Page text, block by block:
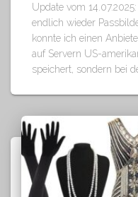
Update vom
endlich wieder
konnte ich einen
auf Servern US-
speichert, sondern bei